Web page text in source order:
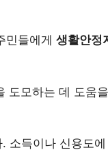
민들에게 생활안정
도모하는 데 도움
소득이나 신용도